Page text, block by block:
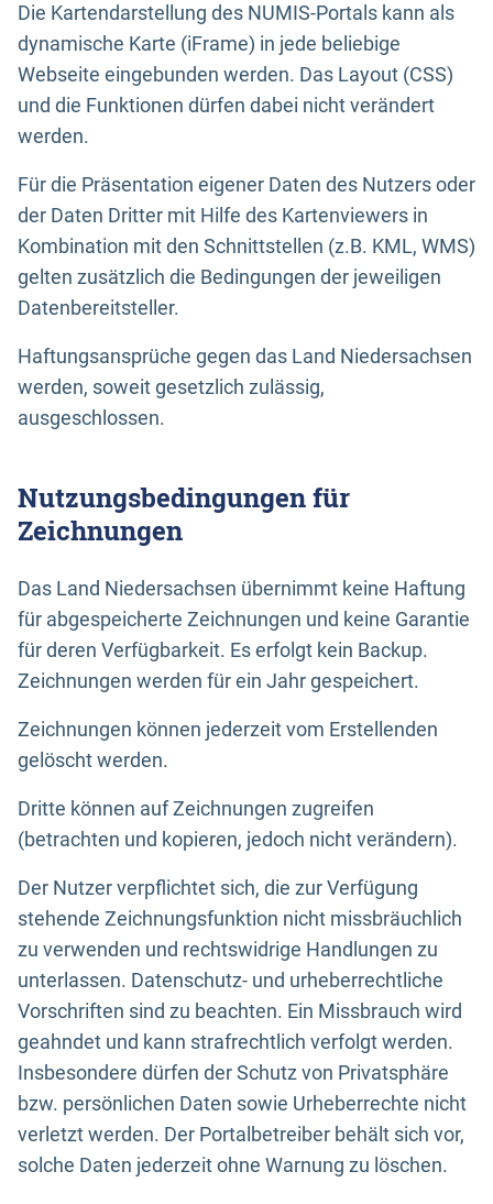
Die Kartendarstellung des NUMIS-Portals kann als
dynamische Karte (iFrame) in jede beliebige
Webseite eingebunden werden. Das Layout (CSS)
und die Funktionen dürfen dabei nicht verändert
werden.
Für die Präsentation eigener Daten des Nutzers oder
der Daten Dritter mit Hilfe des Kartenviewers in
Kombination mit den Schnittstellen (z.B. KML, WMS)
gelten zusätzlich die Bedingungen der jeweiligen
Datenbereitsteller.
Haftungsansprüche gegen das Land Niedersachsen
werden, soweit gesetzlich zulässig,
ausgeschlossen.
Nutzungsbedingungen für
Zeichnungen
Das Land Niedersachsen übernimmt keine Haftung
für abgespeicherte Zeichnungen und keine Garantie
für deren Verfügbarkeit. Es erfolgt kein Backup.
Zeichnungen werden für ein Jahr gespeichert.
Zeichnungen können jederzeit vom Erstellenden
gelöscht werden.
Dritte können auf Zeichnungen zugreifen
(betrachten und kopieren, jedoch nicht verändern).
Der Nutzer verpflichtet sich, die zur Verfügung
stehende Zeichnungsfunktion nicht missbräuchlich
zu verwenden und rechtswidrige Handlungen zu
unterlassen. Datenschutz- und urheberrechtliche
Vorschriften sind zu beachten. Ein Missbrauch wird
geahndet und kann strafrechtlich verfolgt werden.
Insbesondere dürfen der Schutz von Privatsphäre
bzw. persönlichen Daten sowie Urheberrechte nicht
verletzt werden. Der Portalbetreiber behält sich vor,
solche Daten jederzeit ohne Warnung zu löschen.